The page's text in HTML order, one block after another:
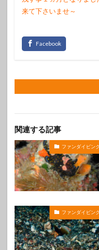
来て下さいませ～
関連する記事
ファンダイビン
ファンダイビン